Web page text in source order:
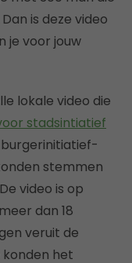
is deze video
je voor jouw
lokale video die
stadsintiatief
burgerinitiatief-
stemmen
video is op
dan 18
veruit de
het